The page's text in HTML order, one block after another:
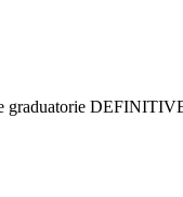
graduatorie